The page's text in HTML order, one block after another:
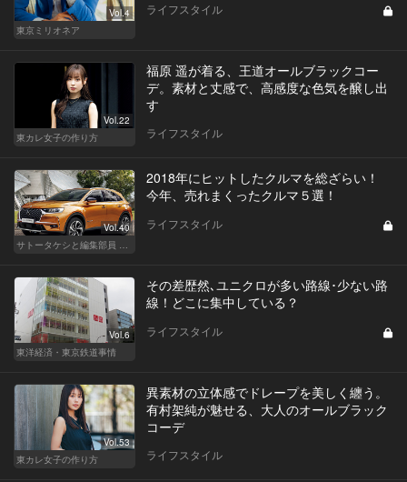
Vol.4
東京ミリオネア
ライフスタイル
Vol.22
東カレ女子の作り方
福原 遥が着る、王道オールブラックコー
デ。素材と丈感で、高感度な色気を醸し出
す
ライフスタイル
Vol.40
サトータケシと編集部員 船山の"CAR GENTSへの道"
2018年にヒットしたクルマを総ざらい！
今年、売れまくったクルマ５選！
ライフスタイル
Vol.6
東洋経済・東京鉄道事情
その差歴然､ユニクロが多い路線･少ない路
線！どこに集中している？
ライフスタイル
Vol.53
東カレ女子の作り方
異素材の立体感でドレープを美しく纏う。
有村架純が魅せる、大人のオールブラック
コーデ
ライフスタイル